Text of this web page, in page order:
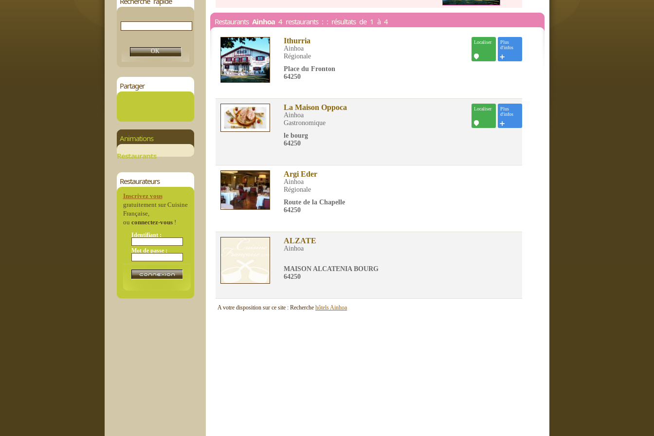
Partager
Animations
Restaurants
Restaurateurs
Inscrivez vous
gratuitement sur Cuisine
Française,
ou connectez-vous!
Identifiant :
Mot de passe :
Restaurants Ainhoa 4 restaurants : : résultats de 1 à 4
Ithurria
Ainhoa
Régionale
Place du Fronton
64250
Plus
d'infos
Localiser
La Maison Oppoca
Ainhoa
Gastronomique
le bourg
64250
Plus
d'infos
Localiser
Argi Eder
Ainhoa
Régionale
Route de la Chapelle
64250
ALZATE
Ainhoa
MAISON ALCATENIA BOURG
64250
A votre disposition sur ce site : Recherche hôtels Ainhoa